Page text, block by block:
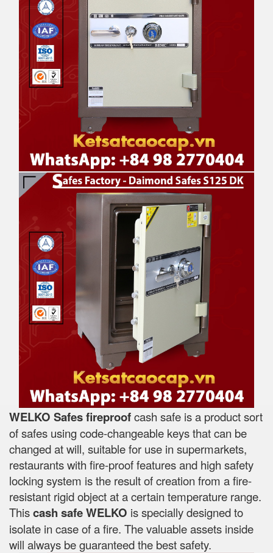
WELKO Safes fireproofcash safe is a product sort
of safes using code-changeable keys that can be
changed at will, suitable for use in supermarkets,
restaurants with fire-proof features and high safety
locking system is the result of creation from a fire-
resistant rigid object at a certain temperature range.
Thiscash safe WELKO is specially designed to
isolate in case of a fire. The valuable assets inside
will always be guaranteed the best safety.